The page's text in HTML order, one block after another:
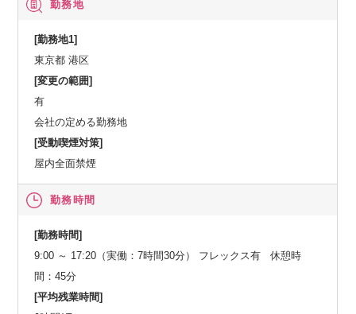
勤務地
[勤務地1]
東京都 港区
[変更の範囲]
有
会社の定める勤務地
[受動喫煙対策]
屋内全面禁煙
勤務時間
[勤務時間]
9:00 ～ 17:20（実働：7時間30分） フレックス有 休憩時
間：45分
[平均残業時間]